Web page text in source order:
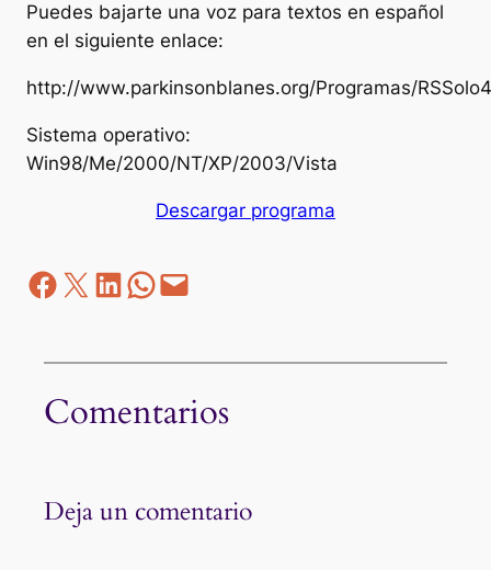
Puedes bajarte una voz para textos en español
en el siguiente enlace:
http://www.parkinsonblanes.org/Programas/
Sistema operativo:
Win98/Me/2000/NT/XP/2003/Vista
Descargar programa
Facebook
Z LinkedIn
WhatsApp
correo electrónico
Comentarios
Deja un comentario